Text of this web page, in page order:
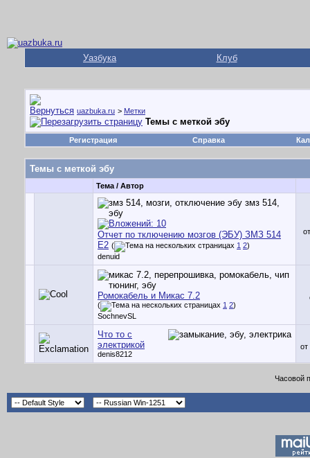
Уазбука Клуб
uazbuka.ru > Метки
Темы с меткой эбу
Регистрация Справка
Темы с меткой эбу
Тема / Автор
Отчет по тключению мозгов (ЭБУ) ЗМЗ 514
Е2 ( 1 2)
denuid
Ромокабель и Микас 7.2
( 1 2)
SochnevSL
Что то с
электрикой
denis8212
от
Часовой